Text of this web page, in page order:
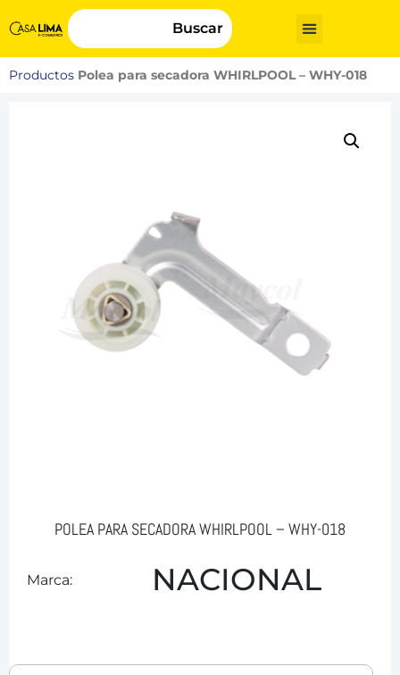
Buscar
Productos Polea para secadora WHIRLPOOL – WHY-018
POLEA PARA SECADORA WHIRLPOOL – WHY-018
Marca: NACIONAL